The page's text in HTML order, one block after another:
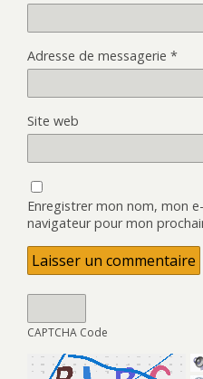
Adresse de messagerie *
Site web
Enregistrer mon nom, mon
navigateur pour mon
CAPTCHA Code